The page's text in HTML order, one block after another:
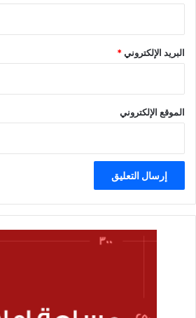
البريد الإلكتروني*
الموقع الإلكتروني